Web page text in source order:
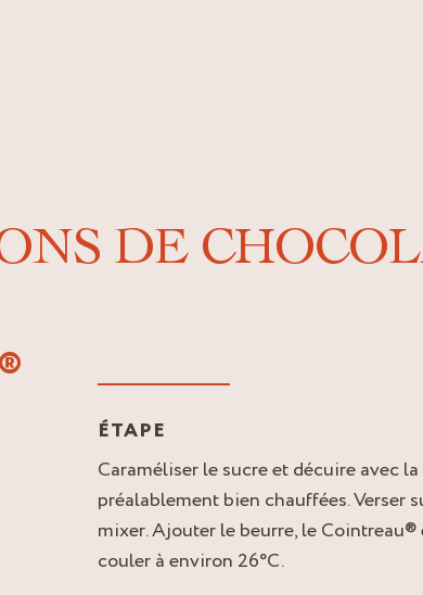
DE
ÉTAPE
Caraméliser le sucre et décuire avec
préalablement bien chauffées. Verser
mixer. Ajouter le beurre, le Cointreau®
couler à environ 26°C.